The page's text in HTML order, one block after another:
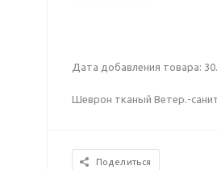
Дата добавления товара:
Шеврон тканый Ветер.-
Поделиться